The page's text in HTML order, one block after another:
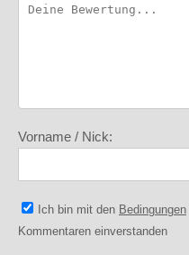
Vorname / Nick:
Ich bin mit den Bedingungen
Kommentaren einverstanden